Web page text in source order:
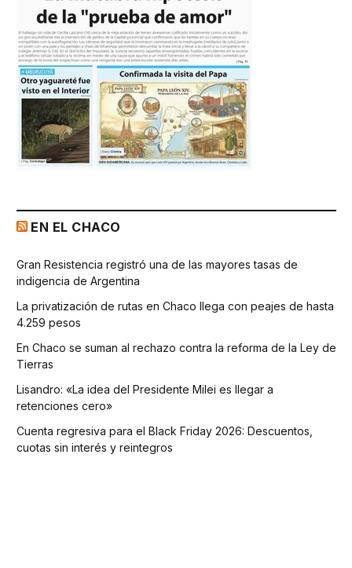
EN EL CHACO
Gran Resistencia registró una de las mayores tasas de
indigencia de Argentina
La privatización de rutas en Chaco llega con peajes de hasta
4.259 pesos
En Chaco se suman al rechazo contra la reforma de la Ley de
Tierras
Lisandro: «La idea del Presidente Milei es llegar a
retenciones cero»
Cuenta regresiva para el Black Friday 2026: Descuentos,
cuotas sin interés y reintegros